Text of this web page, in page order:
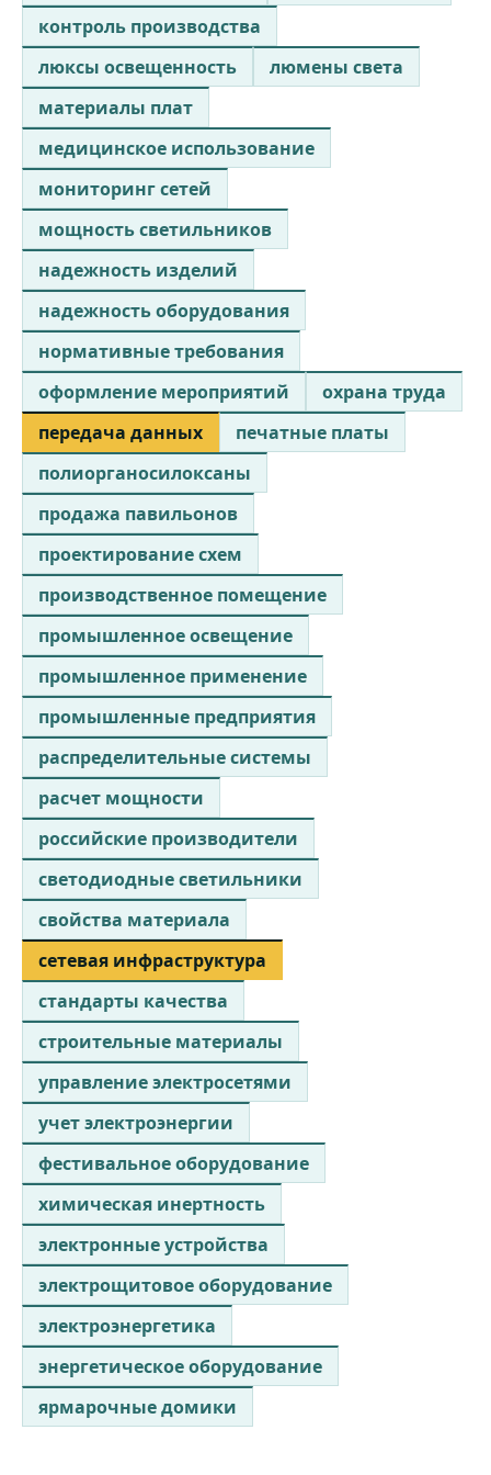
контроль производства
люксы освещенность
люмены света
материалы плат
медицинское использование
мониторинг сетей
мощность светильников
надежность изделий
надежность оборудования
нормативные требования
оформление мероприятий
охрана труда
передача данных
печатные платы
полиорганосилоксаны
продажа павильонов
проектирование схем
производственное помещение
промышленное освещение
промышленное применение
промышленные предприятия
распределительные системы
расчет мощности
российские производители
светодиодные светильники
свойства материала
сетевая инфраструктура
стандарты качества
строительные материалы
управление электросетями
учет электроэнергии
фестивальное оборудование
химическая инертность
электронные устройства
электрощитовое оборудование
электроэнергетика
энергетическое оборудование
ярмарочные домики